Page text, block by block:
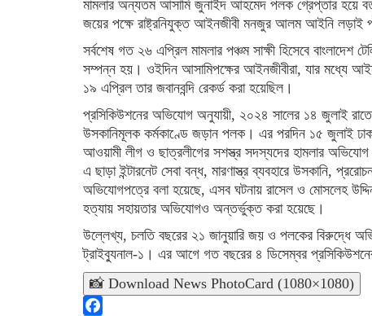
মামলার অন্যতম আসামি জুনাইদ আহমেদ পলক গ্রেপ্তার হয়ে
জয়ের পক্ষে রাষ্ট্রনিযুক্ত আইনজীবী মনজুর আলম আইনি লড়াই
সর্বশেষ গত ২৬ এপ্রিল মামলার পঞ্চম সাক্ষী হিসেবে বাংলাদেশ
সম্পন্ন হয়। ওইদিন আসামিপক্ষের আইনজীবীরা, যার মধ্যে
১৯ এপ্রিল তার জবানবন্দি রেকর্ড করা হয়েছিল।
প্রসিকিউশনের অভিযোগ অনুযায়ী, ২০২৪ সালের ১৪ জুলাই
উসকানিমূলক কর্মকাণ্ডে জড়ান পলক। এর পরদিন ১৫ জুলাই
আওয়ামী লীগ ও ছাত্রলীগের সশস্ত্র সদস্যদের হামলার
এ ছাড়া ইন্টারনেট সেবা বন্ধ, মারণাস্ত্র ব্যবহারে উসকানি,
অভিযোগপত্রে বলা হয়েছে, এসব ঘটনায় রাসেল ও মোসলেহ
হত্যায় সহায়তার অভিযোগও অন্তর্ভুক্ত করা হয়েছে।
উল্লেখ্য, চলতি বছরের ২১ জানুয়ারি জয় ও পলকের বিরুদ্ধে
ট্রাইব্যুনাল-১। এর আগে গত বছরের ৪ ডিসেম্বর
📸 Download News PhotoCard (1080×1080)